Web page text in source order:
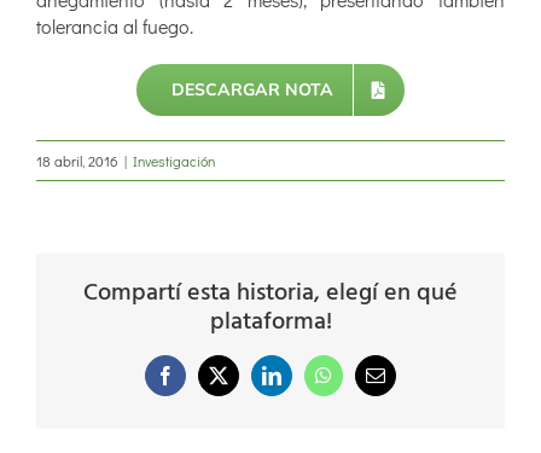
tolerancia al fuego.
DESCARGAR NOTA
18 abril, 2016 | Investigación
Compartí esta historia, elegí en qué
plataforma!
Facebook
X LinkedInWhatsAppCorreo